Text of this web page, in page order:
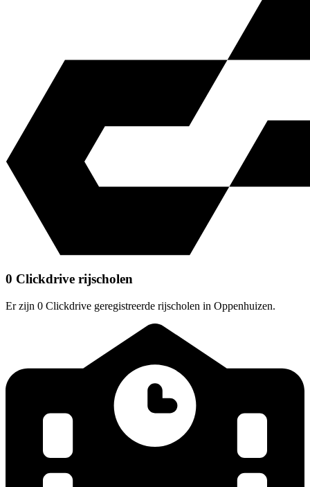
0 Clickdrive rijscholen
Er zijn 0 Clickdrive geregistreerde rijscholen in Oppenhuizen.